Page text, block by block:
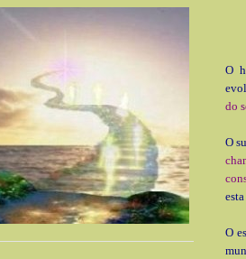
O
do
O
O